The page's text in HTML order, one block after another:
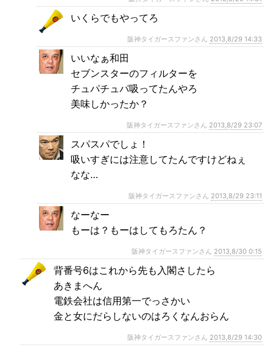
いくらでもやってろ
阪神タイガースファンさん 2013,8/29 14:33
いいなぁ和田
セブンスターのフィルターを
チュパチュパ吸ってたんやろ
美味しかったか？
阪神タイガースファンさん 2013,8/29 23:07
スパスパでしょ！
吸いすぎには注意してたんですけどねぇ
なな…
阪神タイガースファンさん 2013,8/29 23:11
なーなー
もーは？もーはしてもろたん？
阪神タイガースファンさん 2013,8/30 0:15
背番号6はこれから先も入閣さしたら
あきまへん
電鉄会社は信用第一でっさかい
金と女にだらしないのはろくなんおらん
阪神タイガースファンさん 2013,8/29 14:30